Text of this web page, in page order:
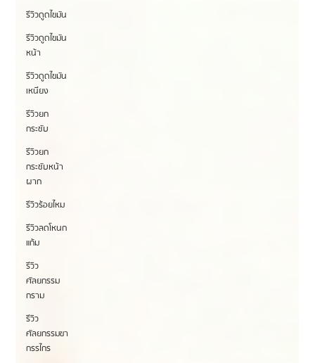
รีวิวดูดไขมัน
รีวิวดูดไขมัน
หน้า
รีวิวดูดไขมัน
เหนียง
รีวิวยก
กระชับ
รีวิวยก
กระชับหน้า
ผาก
รีวิวร้อยไหม
รีวิวลดโหนก
แก้ม
รีวิว
ศัลยกรรม
กราม
รีวิว
ศัลยกรรมขา
กรรไกร